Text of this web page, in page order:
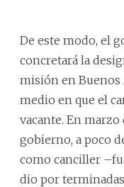
De este modo, el
concretará la
misión en Buenos
medio en que el
vacante. En
gobierno, a poco
como canciller
dio por